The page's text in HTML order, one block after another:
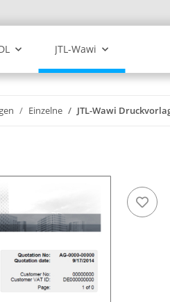
JTL-Wawi
Einzelne JTL-Wawi